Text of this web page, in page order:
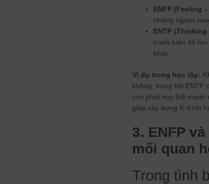
ENFP (Feeling
những người
ENTP
tranh luận để
khác.
Ví dụ trong học tập:
không, trong khi ENTP
con phát huy thế
giúp xây dựng lộ trình
3. ENFP
mối quan
Trong tình